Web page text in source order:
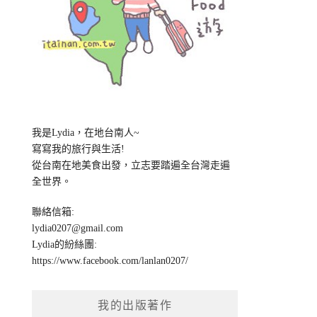
我是Lydia，在地台南人~
寫寫我的旅行與生活!
從台南在地美食出發，立志要踏遍全台灣走遍
全世界。
聯絡信箱:
lydia0207@gmail.com
Lydia的紛絲團:
https://www.facebook.com/lanlan0207/
我的出版著作